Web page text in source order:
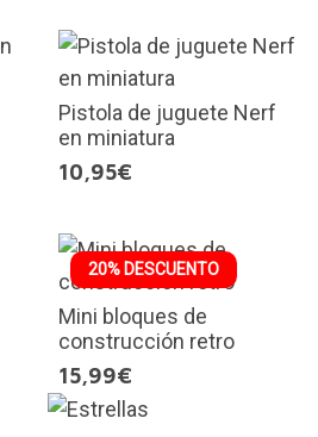
Pistola de juguete Nerf
en miniatura
10,95€
20% DESCUENTO
Mini bloques de
construcción retro
15,99€